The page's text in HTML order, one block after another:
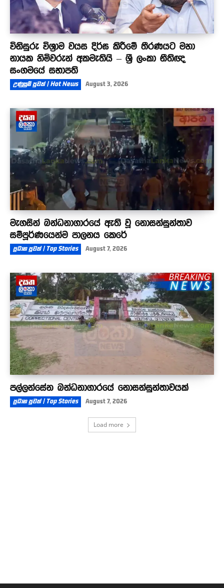
විනිසුරු විශ්‍රාම වයස දිර්ඝ කිරීමේ තීරණයට මහා
නායක හිමිවරුන් අකමැතියි – ශ්‍රී ලංකා නීතිඥ
සංගමයේ සභාපති
උණුසුම් පුවත් | Hot News August 3, 2026
මැගසින් බන්ධනාගාරයේ ඇති වූ නොසන්සුන්තාව
සම්පූර්ණයෙන්ම පාලනය කෙරේ
ප්‍රධාන පුවත් | Top Stories August 7, 2026
පල්ලන්සේන බන්ධනාගාරයේ නොසන්සුන්තාවයක්
ප්‍රධාන පුවත් | Top Stories August 7, 2026
Load more